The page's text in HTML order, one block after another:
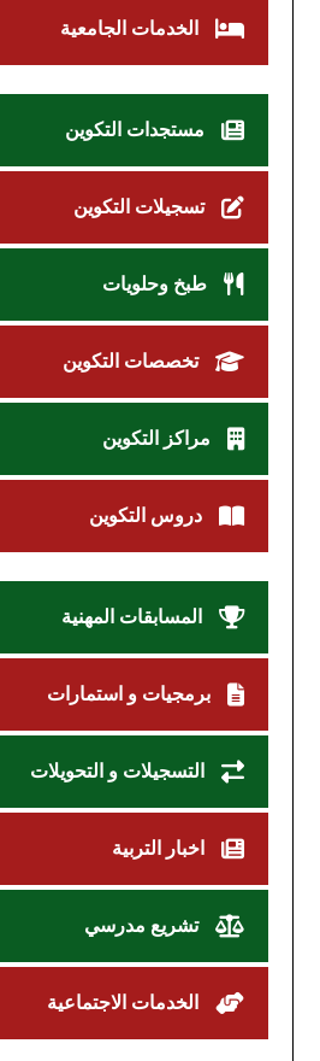
الخدمات الجامعية
مستجدات التكوين
تسجيلات التكوين
طبخ وحلويات
تخصصات التكوين
مراكز التكوين
دروس التكوين
المسابقات المهنية
برمجيات و استمارات
التسجيلات و التحويلات
اخبار التربية
تشريع مدرسي
الخدمات الاجتماعية